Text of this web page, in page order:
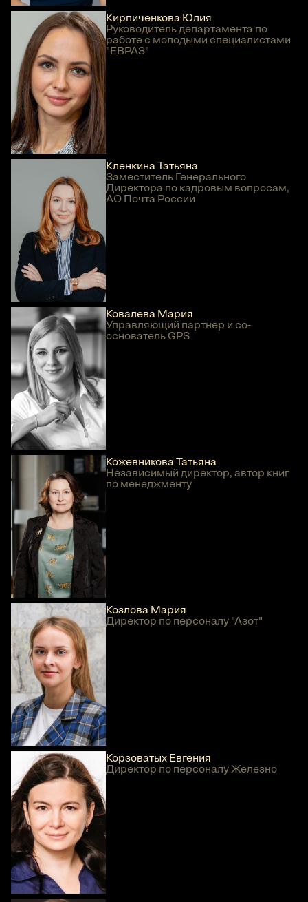
Кирпиченкова Юлия
Руководитель департамента по
работе с молодыми специалистами
"ЕВРАЗ"
Кленкина Татьяна
Заместитель Генерального
Директора по кадровым вопросам,
АО Почта России
Ковалева Мария
Управляющий партнер и со-
основатель GPS
Кожевникова Татьяна
Независимый директор, автор книг
по менеджменту
Козлова Мария
Директор по персоналу "Азот"
Корзоватых Евгения
Директор по персоналу Железно